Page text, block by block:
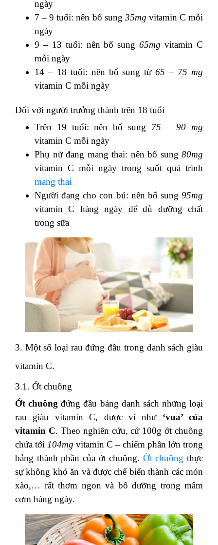
ngày
7 – 9 tuổi: nên bổ sung 35mg vitamin C mỗi
ngày
9 – 13 tuổi: nên bổ sung65mg vitamin C
mỗi ngày
14 – 18 tuổi: nên bổ sung từ65 – 75 mg
vitamin C mỗi ngày
Đối với người trưởng thành trên 18 tuổi
Trên 19 tuổi: nên bổ sung 75 – 90 mg
vitamin C mỗi ngày
Phụ nữ đang mang thai: nên bổ sung 80mg
vitamin C mỗi ngày trong suốt quá trình
mang thai
Người đang cho con bú: nên bổ sung 95mg
vitamin C hàng ngày để đủ dưỡng chất
trong sữa
3. Một số loại rau đứng đầu trong danh sách giàu
vitamin C.
3.1. Ớt chuông
Ớt chuông đứng đầu bảng danh sách những loại
rau giàu vitamin C, được ví như‘vua’ của
vitamin C. Theo nghiên cứu, cứ 100g ớt chuông
chứa tới 104mg vitamin C – chiếm phần lớn trong
bảng thành phần của ớt chuông. Ớt chuông thực
sự không khó ăn và được chế biến thành các món
xào,… rất thơm ngon và bổ dưỡng trong mâm
cơm hàng ngày.